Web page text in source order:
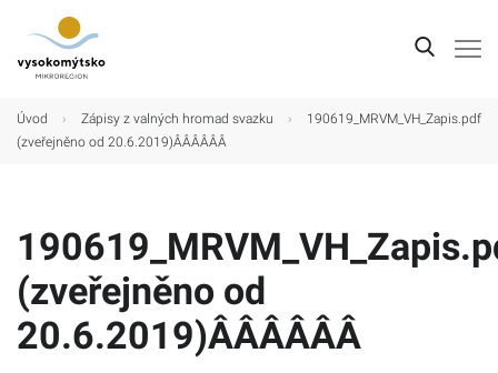
Úvod › Zápisy z valných hromad svazku ›
190619_MRVM_VH_Zapis.pdf
(zveřejněno od 20.6.2019)ÂÂÂÂÂÂ
(zveřejněno od
20.6.2019)ÂÂÂÂÂÂ
Úvod
Mikroregion
Turistické cíle
Kultura
Kontakt